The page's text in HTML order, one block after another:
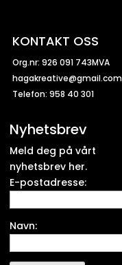
KONTAKT OSS
Org.nr: 926 091 743MVA
hagakreative@gmail.com
Telefon: 958 40 301
Nyhetsbrev
Meld deg på vårt
nyhetsbrev her.
E-postadresse:
Navn: